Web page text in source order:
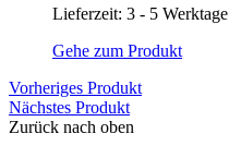
Lieferzeit: 3 - 5 Werktage
Gehe zum Produkt
Vorheriges Produkt
Nächstes Produkt
Zurück nach oben